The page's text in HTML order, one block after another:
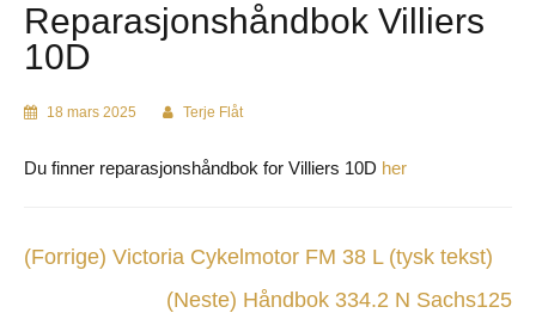
Reparasjonshåndbok Villiers
10D
18 mars 2025 Terje Flåt
Du finner reparasjonshåndbok for Villiers 10D her
(Forrige) Victoria Cykelmotor FM 38 L (tysk tekst)
(Neste) Håndbok 334.2 N Sachs125